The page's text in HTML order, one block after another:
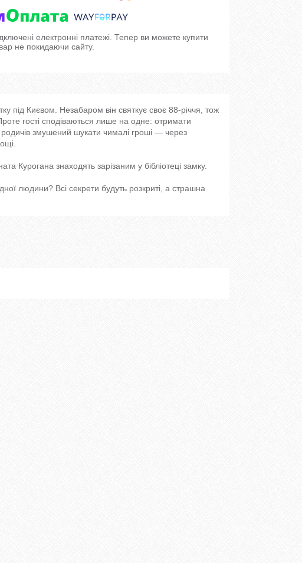
електронні платежі. Тепер ви можете купити
не покидаючи сайту.
під Києвом. Незабаром він святкує своє 88-річчя, тож
гості сподіваються лише на одне: отримати
змушений шукати чималі гроші — через
Курогана знаходять зарізаним у бібліотеці замку.
людини? Всі секрети будуть розкриті, а страшна